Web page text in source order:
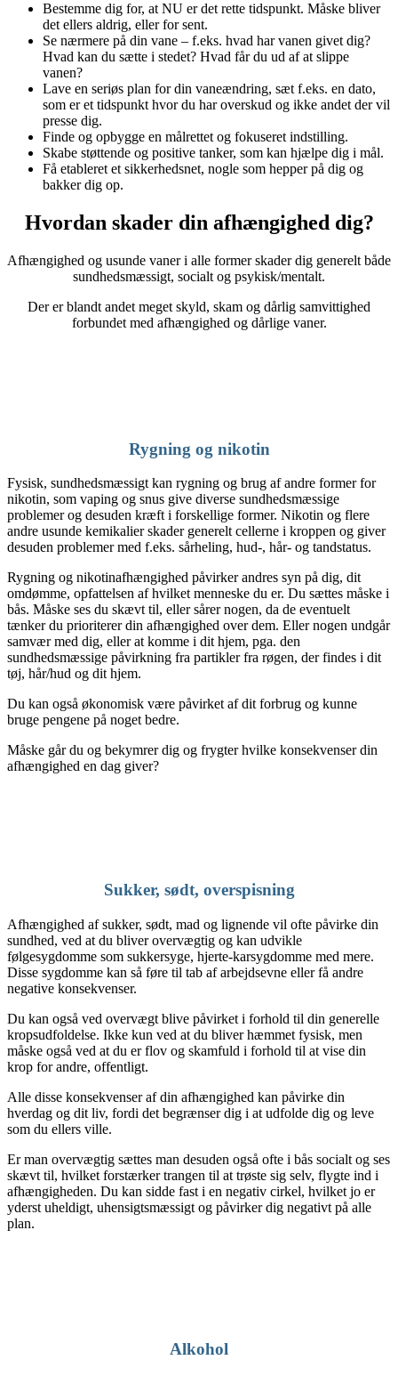
Bestemme dig for, at NU er det rette tidspunkt. Måske bliver
det ellers aldrig, eller for sent.
Se nærmere på din vane – f.eks. hvad har vanen givet dig?
Hvad kan du sætte i stedet? Hvad får du ud af at slippe
vanen?
Lave en seriøs plan for din vaneændring, sæt f.eks. en dato,
som er et tidspunkt hvor du har overskud og ikke andet der vil
presse dig.
Finde og opbygge en målrettet og fokuseret indstilling.
Skabe støttende og positive tanker, som kan hjælpe dig i mål.
Få etableret et sikkerhedsnet, nogle som hepper på dig og
bakker dig op.
Hvordan skader din afhængighed dig?
Afhængighed og usunde vaner i alle former skader dig generelt både
sundhedsmæssigt, socialt og psykisk/mentalt.
Der er blandt andet meget skyld, skam og dårlig samvittighed
forbundet med afhængighed og dårlige vaner.
Rygning og nikotin
Fysisk, sundhedsmæssigt kan rygning og brug af andre former for
nikotin, som vaping og snus give diverse sundhedsmæssige
problemer og desuden kræft i forskellige former. Nikotin og flere
andre usunde kemikalier skader generelt cellerne i kroppen og giver
desuden problemer med f.eks. sårheling, hud-, hår- og tandstatus.
Rygning og nikotinafhængighed påvirker andres syn på dig, dit
omdømme, opfattelsen af hvilket menneske du er. Du sættes måske i
bås. Måske ses du skævt til, eller sårer nogen, da de eventuelt
tænker du prioriterer din afhængighed over dem. Eller nogen undgår
samvær med dig, eller at komme i dit hjem, pga. den
sundhedsmæssige påvirkning fra partikler fra røgen, der findes i dit
tøj, hår/hud og dit hjem.
Du kan også økonomisk være påvirket af dit forbrug og kunne
bruge pengene på noget bedre.
Måske går du og bekymrer dig og frygter hvilke konsekvenser din
afhængighed en dag giver?
Sukker, sødt, overspisning
Afhængighed af sukker, sødt, mad og lignende vil ofte påvirke din
sundhed, ved at du bliver overvægtig og kan udvikle
følgesygdomme som sukkersyge, hjerte-karsygdomme med mere.
Disse sygdomme kan så føre til tab af arbejdsevne eller få andre
negative konsekvenser.
Du kan også ved overvægt blive påvirket i forhold til din generelle
kropsudfoldelse. Ikke kun ved at du bliver hæmmet fysisk, men
måske også ved at du er flov og skamfuld i forhold til at vise din
krop for andre, offentligt.
Alle disse konsekvenser af din afhængighed kan påvirke din
hverdag og dit liv, fordi det begrænser dig i at udfolde dig og leve
som du ellers ville.
Er man overvægtig sættes man desuden også ofte i bås socialt og ses
skævt til, hvilket forstærker trangen til at trøste sig selv, flygte ind i
afhængigheden. Du kan sidde fast i en negativ cirkel, hvilket jo er
yderst uheldigt, uhensigtsmæssigt og påvirker dig negativt på alle
plan.
Alkohol